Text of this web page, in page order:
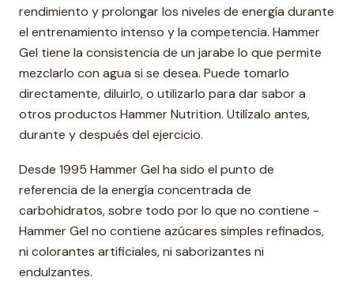
rendimiento y prolongar los niveles de energía durante
el entrenamiento intenso y la competencia. Hammer
Gel tiene la consistencia de un jarabe lo que permite
mezclarlo con agua si se desea. Puede tomarlo
directamente, diluirlo, o utilizarlo para dar sabor a
otros productos Hammer Nutrition. Utilízalo antes,
durante y después del ejercicio.
Desde 1995 Hammer Gel ha sido el punto de
referencia de la energía concentrada de
carbohidratos, sobre todo por lo que no contiene -
Hammer Gel no contiene azúcares simples refinados,
ni colorantes artificiales, ni saborizantes ni
endulzantes.